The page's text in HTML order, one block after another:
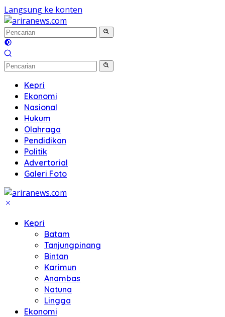
Langsung ke konten
Kepri
Ekonomi
Nasional
Hukum
Olahraga
Pendidikan
Politik
Advertorial
Galeri Foto
Kepri
Batam
Tanjungpinang
Bintan
Karimun
Anambas
Natuna
Lingga
Ekonomi